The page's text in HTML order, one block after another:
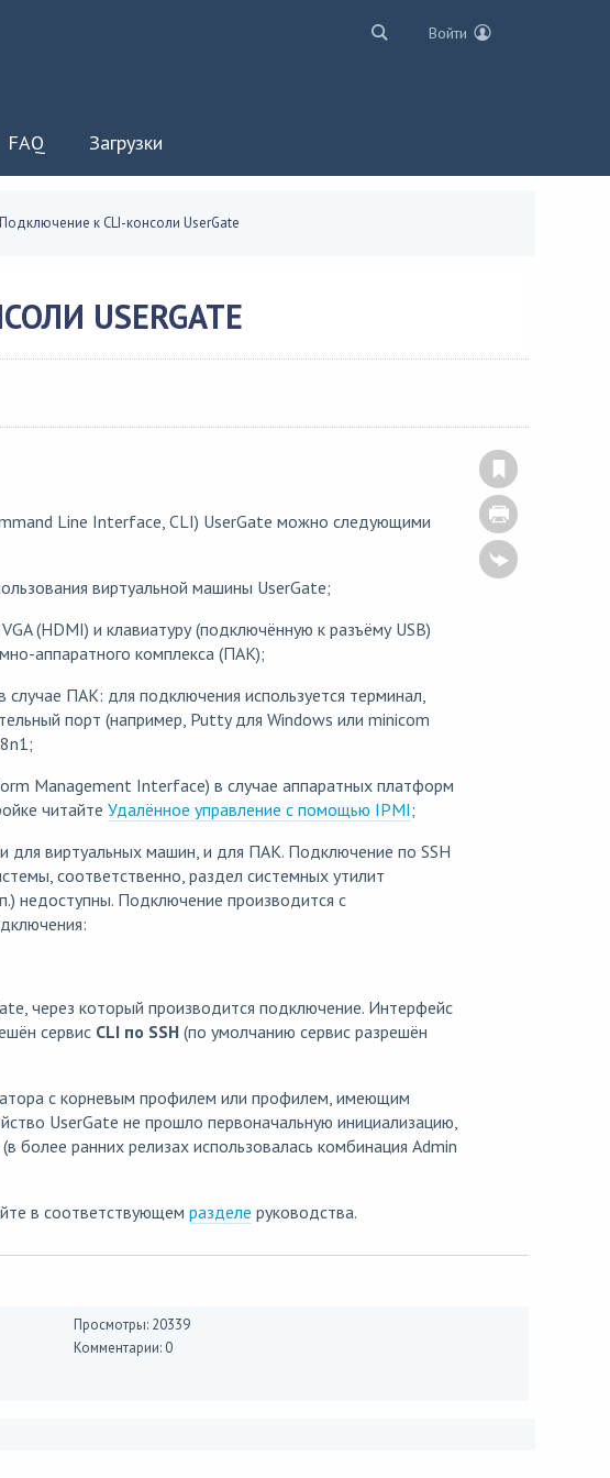
Войти
FAQ Загрузки
Подключение к CLI-консоли UserGate
USERGATE
Line Interface, CLI) UserGate можно следующими
виртуальной машины UserGate;
(HDMI) и клавиатуру (подключённую к разъёму USB)
аппаратного комплекса (ПАК);
ПАК: для подключения используется терминал,
порт (например, Putty для Windows или minicom
Management Interface) в случае аппаратных платформ
читайте Удалённое управление с помощью IPMI;
для виртуальных машин, и для ПАК. Подключение по SSH
соответственно, раздел системных утилит
недоступны. Подключение производится с
через который производится подключение. Интерфейс
сервис CLI по SSH(по умолчанию сервис разрешён
с корневым профилем или профилем, имеющим
UserGate не прошло первоначальную инициализацию,
(в более ранних релизах использовалась комбинация Admin
в соответствующем разделе руководства.
Просмотры: 20339
Комментарии: 0